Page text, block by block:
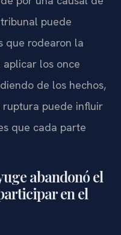
puede
que rodearon la
los once
de los hechos,
puede influir
que cada parte
abandonó el
en el